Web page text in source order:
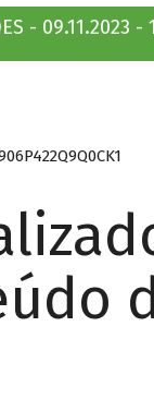
- 09.11.2023 -